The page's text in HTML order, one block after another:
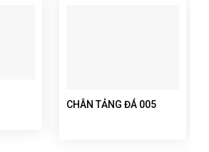
CHÂN TẢNG ĐÁ 005